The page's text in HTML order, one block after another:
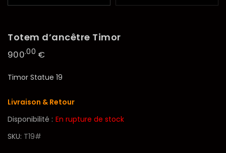
Totem d’ancêtre Timor
900.00 €
Timor Statue 19
Livraison & Retour
Disponibilité : En rupture de stock
SKU T19#